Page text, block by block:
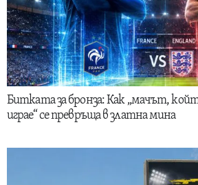
Битката за бронза: Как „мачът,
играе“ се превръща в златна мина